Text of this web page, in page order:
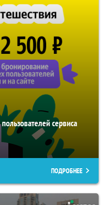
сервиса
ПОДРОБНЕЕ